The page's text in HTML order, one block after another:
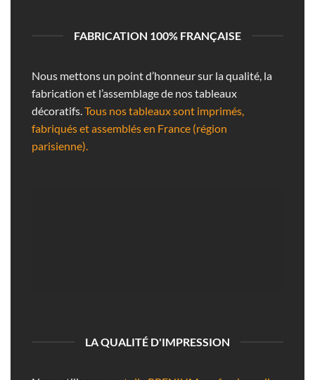
FABRICATION 100% FRANÇAISE
Nous mettons un point d’honneur sur la qualité, la
fabrication et l’assemblage de nos tableaux
décoratifs.Tous nos tableaux sont imprimés,
fabriqués et assemblés en France (région
parisienne).
LA QUALITÉ D'IMPRESSION